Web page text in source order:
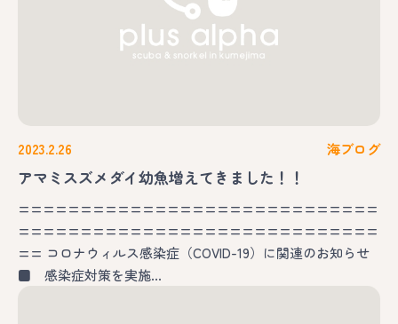
2023.2.26 海ブログ
アマミスズメダイ幼魚増えてきました！！
=============================
=============================
== コロナウィルス感染症（COVID-19）に関連のお知らせ
■ 感染症対策を実施…